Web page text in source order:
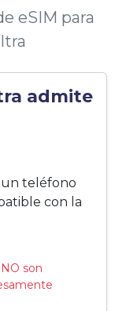
eSIM para
admite
un teléfono
con la
son